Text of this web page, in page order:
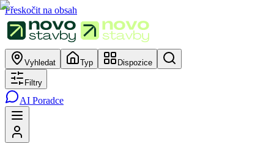
Přeskočit na obsah
Vyhledat Typ Dispozice
Filtry
AI Poradce